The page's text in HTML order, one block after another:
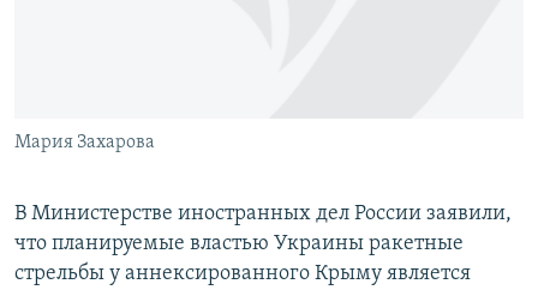
УКРАИНСКАЯ ПРОБЛЕМА КРЫМА
Мария Захарова
В Министерстве иностранных дел России заявили,
что планируемые властью Украины ракетные
стрельбы у аннексированного Крыму является